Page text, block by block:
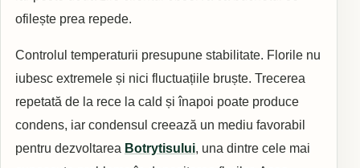
ofilește prea repede.
Controlul temperaturii presupune stabilitate. Florile nu
iubesc extremele și nici fluctuațiile bruște. Trecerea
repetată de la rece la cald și înapoi poate produce
condens, iar condensul creează un mediu favorabil
pentru dezvoltarea Botrytisului, una dintre cele mai